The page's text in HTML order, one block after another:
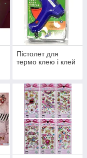
Пістолет для
термо клею і клей